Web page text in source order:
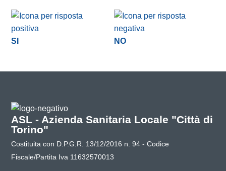
SI NO
ASL - Azienda Sanitaria Locale "Città di
Torino"
Costituita con D.P.G.R. 13/12/2016 n. 94 - Codice
Fiscale/Partita Iva 11632570013